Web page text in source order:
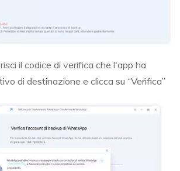
il codice di verifica che l'app ha
di destinazione e clicca su “Verifica”